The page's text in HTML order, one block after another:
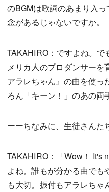
のBGMは歌詞のあまり入
念があるじゃないですか。
TAKAHIRO：ですよね。
メリカ人のプロダンサーを
アラレちゃん』の曲を使っ
ろん「キーン！」のあの両
ーーちなみに、生徒さんた
TAKAHIRO：「Wow！ It's
よね。誰もが分かる曲でも
も大切。振付もアラレち